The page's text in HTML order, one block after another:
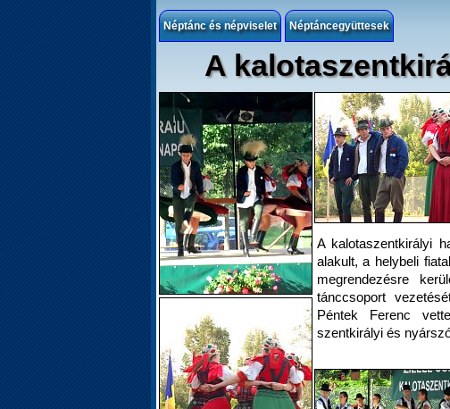
Néptánc és népviselet Néptáncegyüttesek
A
A kalotaszentkirályi
alakult, a helybeli
megrendezésre
tánccsoport
Péntek Ferenc
szentkirályi és